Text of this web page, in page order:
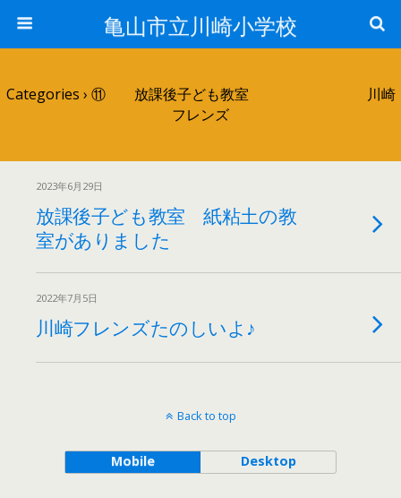
亀山市立川崎小学校
Categories › ⑪ 放課後子ども教室 川崎
フレンズ
2023年6月29日
放課後子ども教室 紙粘土の教
室がありました
2022年7月5日
川崎フレンズたのしいよ♪
Back to top
Mobile Desktop